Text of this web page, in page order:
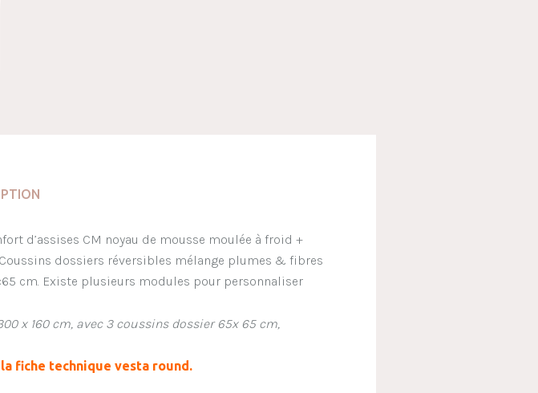
d’assises CM noyau de mousse moulée à froid +
dossiers réversibles mélange plumes & fibres
cm. Existe plusieurs modules pour personnaliser
x 160 cm, avec 3 coussins dossier 65x 65 cm,
fiche technique vesta round.